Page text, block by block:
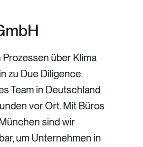
über Klima
zu Due Diligence:
Team in Deutschland
vor Ort. Mit Büros
sind wir
um Unternehmen in